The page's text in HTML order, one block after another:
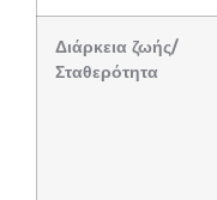
Διάρκεια ζωής/
Σταθερότητα